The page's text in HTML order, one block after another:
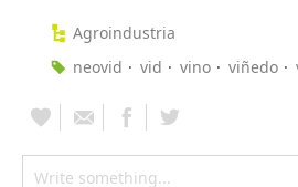
Agroindustria
neovid
vid vino viñedo